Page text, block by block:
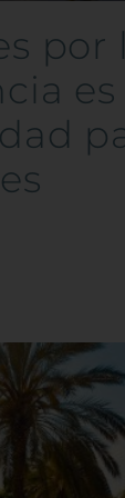
por
es